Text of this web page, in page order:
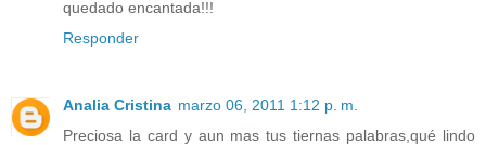
quedado encantada!!!
Responder
Analia Cristina marzo 06, 2011 1:12 p. m.
Preciosa la card y aun mas tus tiernas palabras,qué lindo